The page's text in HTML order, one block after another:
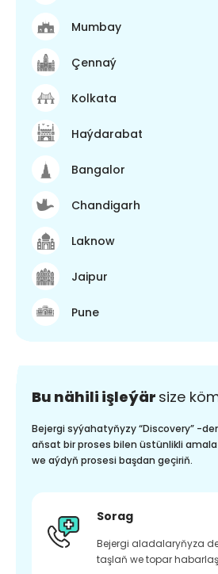
Mumbay
Çennaý
Kolkata
Haýdarabat
Bangalor
Chandigarh
Laknow
Jaipur
Pune
Bu nähili işleýär size
Bejergi syýahatyňyzy “Discovery” -
aňsat bir proses bilen üstünlikli
we aýdyň prosesi başdan geçiriň.
Sorag
Bejergi aladalaryňyza
taşlaň we topar